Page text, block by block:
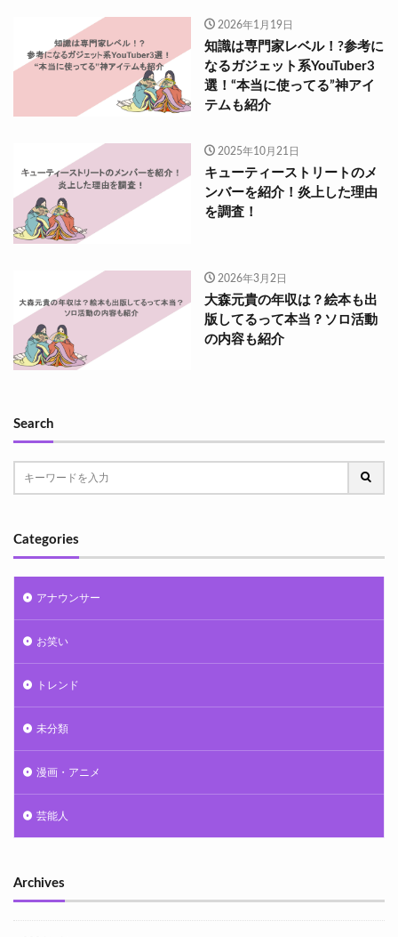
2026年1月19日
知識は専門家レベル！?参考に
なるガジェット系YouTuber3
選！“本当に使ってる”神アイ
テムも紹介
2025年10月21日
キューティーストリートのメ
ンバーを紹介！炎上した理由
を調査！
2026年3月2日
大森元貴の年収は？絵本も出
版してるって本当？ソロ活動
の内容も紹介
Search
Categories
アナウンサー
お笑い
トレンド
未分類
漫画・アニメ
芸能人
Archives